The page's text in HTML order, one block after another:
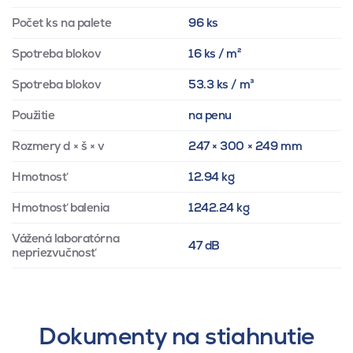
Počet ks na palete 96 ks
Spotreba blokov 16 ks / m²
Spotreba blokov 53.3 ks / m³
Použitie na penu
Rozmery d × š × v 247 × 300 × 249 mm
Hmotnosť 12.94 kg
Hmotnosť balenia 1242.24 kg
Vážená laboratórna
nepriezvučnosť
47 dB
Dokumenty na stiahnutie